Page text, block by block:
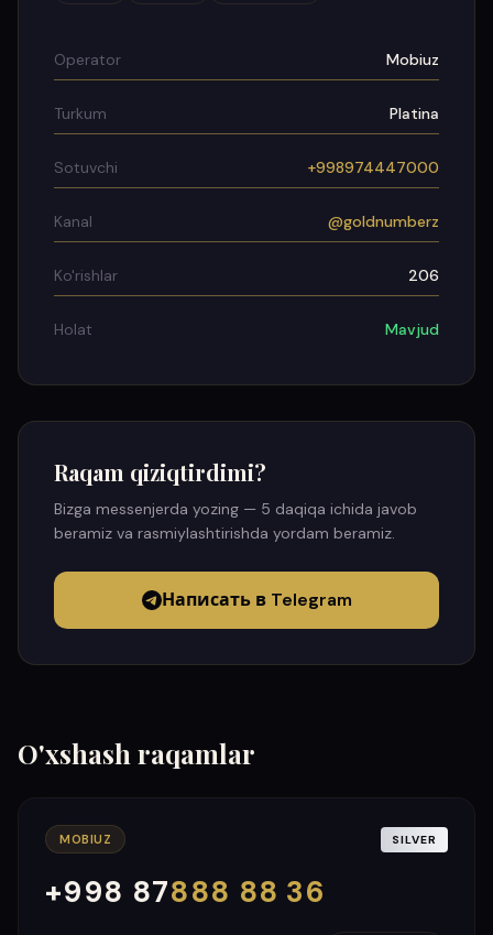
Operator Mobiuz
Turkum Platina
Sotuvchi +998974447000
Kanal @goldnumberz
Ko'rishlar 206
Holat Mavjud
Raqam qiziqtirdimi?
Bizga messenjerda yozing — 5 daqiqa ichida javob
beramiz va rasmiylashtirishda yordam beramiz.
Написать в Telegram
O'xshash raqamlar
MOBIUZ SILVER
+998 87888 88 36
000
999